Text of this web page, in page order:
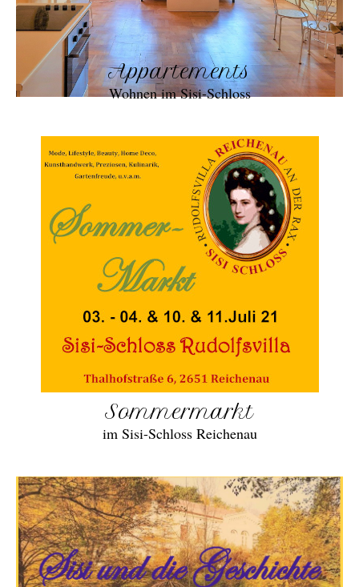
Appartements
Wohnen im Sisi-Schloss
Sommermarkt
im Sisi-Schloss Reichenau